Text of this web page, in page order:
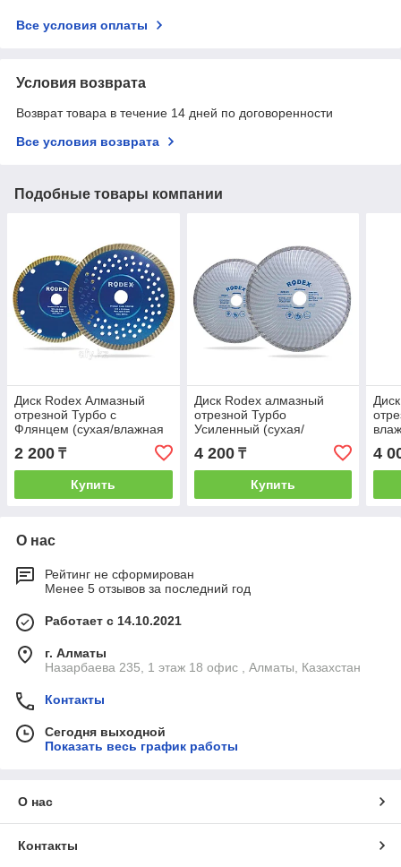
Все условия оплаты
Условия возврата
Возврат товара в течение 14 дней по договоренности
Все условия возврата
Подобные товары компании
Диск Rodex Алмазный
отрезной Турбо с
Флянцем (сухая/влажная
резка) 125 MM x 22.2 MM
2 200 ₸
Купить
Диск Rodex алмазный
отрезной Турбо
Усиленный (сухая/
влажная резка) 230 x 2,8
4 200₸
Купить
4
О нас
Рейтинг не сформирован
Менее 5 отзывов за последний год
Работает с 14.10.2021
г. Алматы
Назарбаева 235, 1 этаж 18 офис , Алматы, Казахстан
Контакты
Сегодня выходной
Показать весь график работы
О нас
Контакты